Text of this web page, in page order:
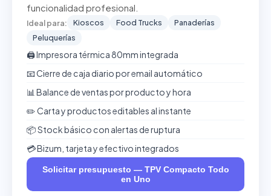
funcionalidad profesional.
Ideal para: Kioscos Food Trucks
Panaderías
Peluquerías
🖨️ Impresora térmica 80mm integrada
📧 Cierre de caja diario por email automático
📊 Balance de ventas por producto y hora
✏️ Carta y productos editables al instante
📦 Stock básico con alertas de ruptura
💳 Bizum, tarjeta y efectivo integrados
Solicitar presupuesto — TPV Compacto Todo
en Uno